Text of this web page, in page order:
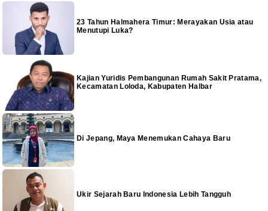
23 Tahun Halmahera Timur: Merayakan Usia atau
Menutupi Luka?
Kajian Yuridis Pembangunan Rumah Sakit Pratama,
Kecamatan Loloda, Kabupaten Halbar
Di Jepang, Maya Menemukan Cahaya Baru
Ukir Sejarah Baru Indonesia Lebih Tangguh